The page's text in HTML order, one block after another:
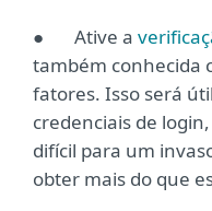
● Ative a
também conhecida
fatores. Isso será
credenciais de
difícil para um
obter mais do que